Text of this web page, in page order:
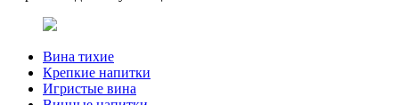
Вина тихие
Крепкие напитки
Игристые вина